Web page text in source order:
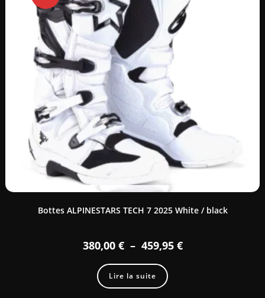
Bottes ALPINESTARS TECH 7 2025 White / black
380,00 € – 459,95 €
Lire la suite